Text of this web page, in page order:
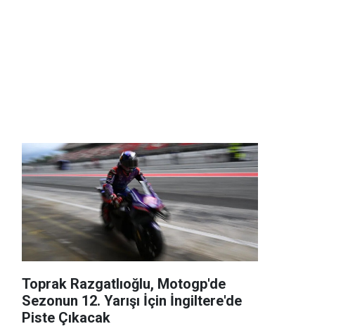
Toprak Razgatlıoğlu, Motogp'de
Sezonun 12. Yarışı İçin İngiltere'de
Piste Çıkacak